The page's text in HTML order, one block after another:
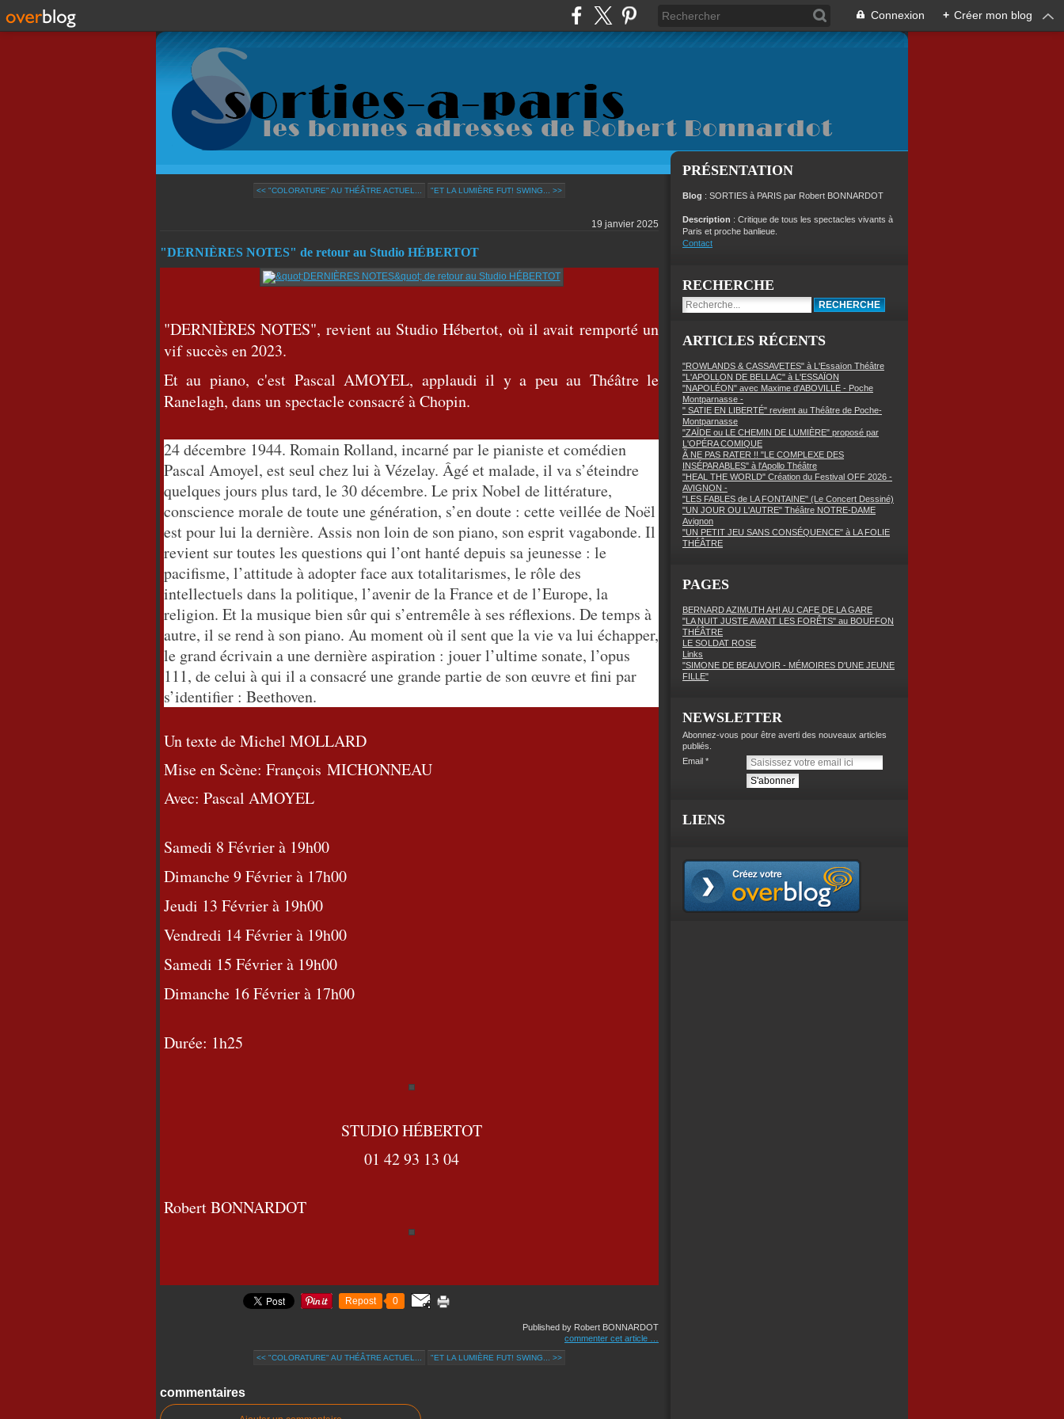
Connexion + Créer mon blog
<< "COLORATURE" AU THÉÂTRE ACTUEL... "ET LA LUMIÈRE FUT! SWING... >>
19 janvier 2025
"DERNIÈRES NOTES" de retour au Studio HÉBERTOT
"DERNIÈRES NOTES", revient au Studio Hébertot, où il avait remporté un
vif succès en 2023.
Et au piano, c'est Pascal AMOYEL, applaudi il y a peu au Théâtre le
Ranelagh, dans un spectacle consacré à Chopin.
24 décembre 1944. Romain Rolland, incarné par le pianiste et comédien
Pascal Amoyel, est seul chez lui à Vézelay. Âgé et malade, il va s’éteindre
quelques jours plus tard, le 30 décembre. Le prix Nobel de littérature,
conscience morale de toute une génération, s’en doute : cette veillée de Noël
est pour lui la dernière. Assis non loin de son piano, son esprit vagabonde. Il
revient sur toutes les questions qui l’ont hanté depuis sa jeunesse : le
pacifisme, l’attitude à adopter face aux totalitarismes, le rôle des
intellectuels dans la politique, l’avenir de la France et de l’Europe, la
religion. Et la musique bien sûr qui s’entremêle à ses réflexions. De temps à
autre, il se rend à son piano. Au moment où il sent que la vie va lui échapper,
le grand écrivain a une dernière aspiration : jouer l’ultime sonate, l’opus
111, de celui à qui il a consacré une grande partie de son œuvre et fini par
s’identifier : Beethoven.
Un texte de Michel MOLLARD
Mise en Scène: François MICHONNEAU
Avec: Pascal AMOYEL
Samedi 8 Février à 19h00
Dimanche 9 Février à 17h00
Jeudi 13 Février à 19h00
Vendredi 14 Février à 19h00
Samedi 15 Février à 19h00
Dimanche 16 Février à 17h00
Durée: 1h25
STUDIO HÉBERTOT
01 42 93 13 04
Robert BONNARDOT
Repost 0
Published by Robert BONNARDOT
commenter cet article
<< "COLORATURE" AU THÉÂTRE ACTUEL... "ET LA LUMIÈRE FUT! SWING... >>
commentaires
PRÉSENTATION
Blog : SORTIES à PARIS par Robert BONNARDOT
Description : Critique de tous les spectacles vivants à
Paris et proche banlieue.
Contact
RECHERCHE
ARTICLES RÉCENTS
"ROWLANDS & CASSAVETES" à L'Essaïon Théâtre
"L'APOLLON DE BELLAC" à L'ESSAÏON
"NAPOLÉON" avec Maxime d'ABOVILLE - Poche
Montparnasse -
" SATIE EN LIBERTÉ" revient au Théâtre de Poche-
Montparnasse
"ZAÏDE ou LE CHEMIN DE LUMIÈRE" proposé par
L'OPÉRA COMIQUE
Ã NE PAS RATER !! "LE COMPLEXE DES
INSÉPARABLES" à l'Apollo Théâtre
"HEAL THE WORLD" Création du Festival OFF 2026 -
AVIGNON -
"LES FABLES de LA FONTAINE" (Le Concert Dessiné)
"UN JOUR OU L'AUTRE" Théâtre NOTRE-DAME
Avignon
"UN PETIT JEU SANS CONSÉQUENCE" à LA FOLIE
THÉÂTRE
PAGES
BERNARD AZIMUTH AH! AU CAFE DE LA GARE
"LA NUIT JUSTE AVANT LES FORÊTS" au BOUFFON
THÉÂTRE
LE SOLDAT ROSE
Links
"SIMONE DE BEAUVOIR - MÉMOIRES D'UNE JEUNE
FILLE"
NEWSLETTER
Abonnez-vous pour être averti des nouveaux articles
publiés.
Email
LIENS